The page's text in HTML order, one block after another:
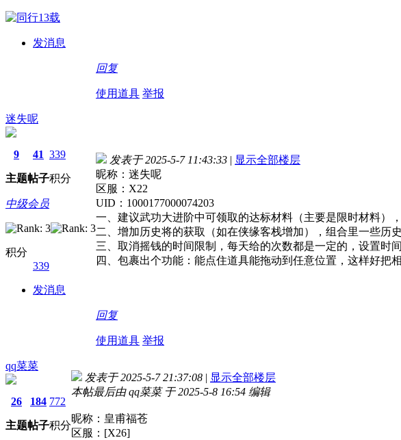
发消息
回复
使用道具 举报
迷失呢
9
主题
41
帖子
339
积分
中级会员
积分
339
发消息
发表于 2025-5-7 11:43:33 | 显示全部楼层
昵称：迷失呢
区服：X22
UID：1000177000074203
一、建议武功大进阶中可领取的达标材料（主要是限时材料）
二、增加历史将的获取（如在侠缘客栈增加），组合里一些
三、取消摇钱的时间限制，每天给的次数都是一定的，设置时
四、包裹出个功能：能点住道具能拖动到任意位置，这样好
回复
使用道具 举报
qq菜菜
26
主题
184
帖子
772
积分
发表于 2025-5-7 21:37:08 | 显示全部楼层
本帖最后由 qq菜菜 于 2025-5-8 16:54 编辑
昵称：皇甫福苍
区服：[X26]